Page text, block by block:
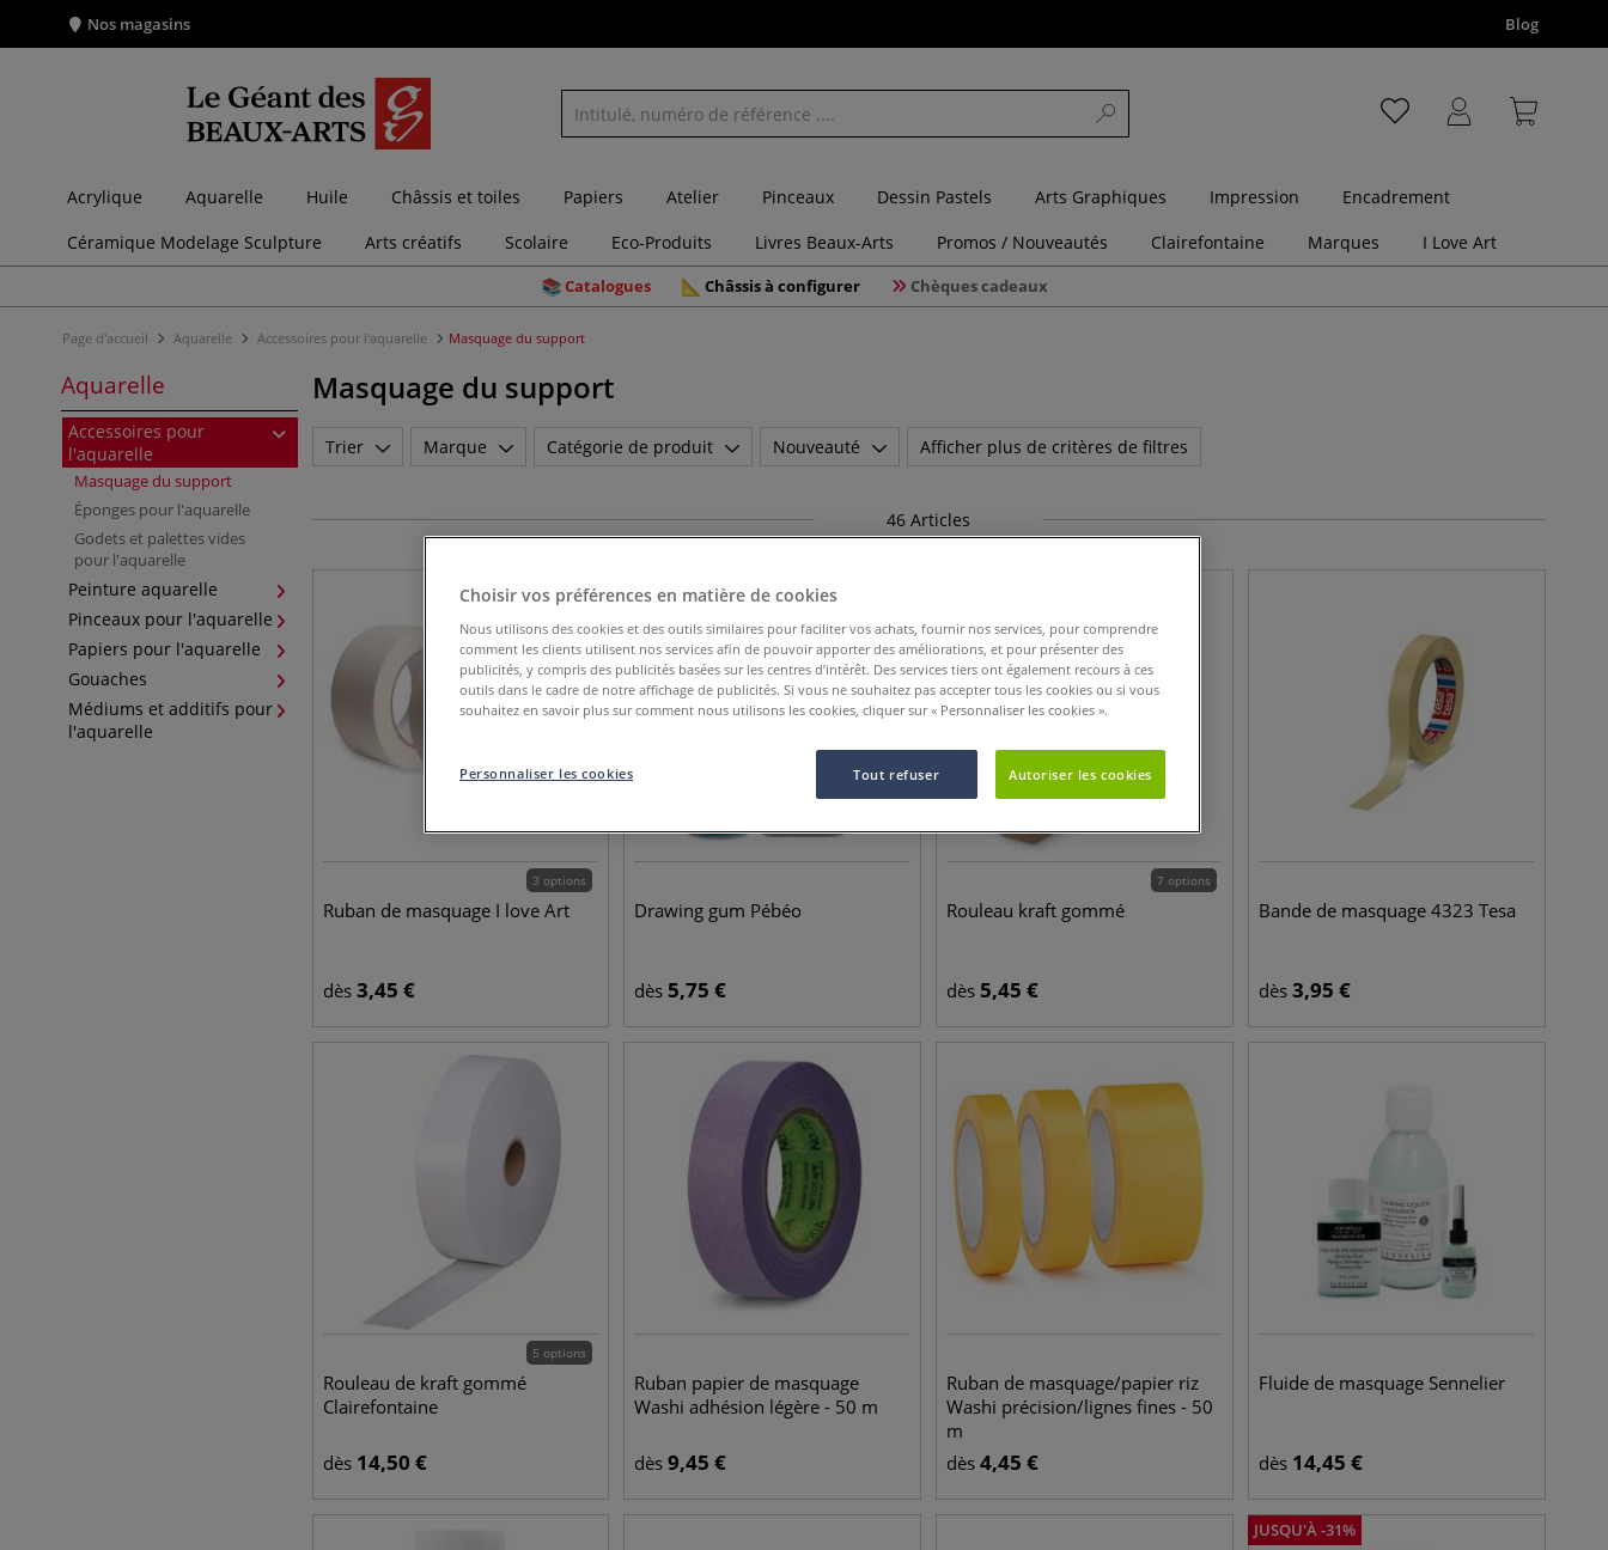
Nos magasins Blog
Acrylique Aquarelle Huile Châssis et toiles Papiers Atelier Pinceaux Dessin Pastels Arts Graphiques Impression
Encadrement
Céramique Modelage Sculpture
Arts créatifs Scolaire Eco-Produits Livres Beaux-Arts Promos / Nouveautés Clairefontaine Marques I Love Art
Catalogues Châssis à configurer Chèques cadeaux
Page d'accueil Aquarelle Accessoires pour l'aquarelle Masquage du support
Aquarelle
Accessoires pour
l'aquarelle
Masquage du support
Éponges pour l'aquarelle
Godets et palettes vides
pour l'aquarelle
Peinture aquarelle
Pinceaux pour l'aquarelle
Papiers pour l'aquarelle
Gouaches
Médiums et additifs pour
l'aquarelle
Masquage du support
Trier Marque Catégorie de produit Nouveauté Afficher plus de critères de filtres
46 Articles
3 options
Ruban de masquage I love Art
dès 3,45 €
Drawing gum Pébéo
dès 5,75 €
7 options
Rouleau kraft gommé
dès 5,45 €
Bande de masquage 4323 Tesa
dès 3,95 €
5 options
Rouleau de kraft gommé
Clairefontaine
dès 14,50 €
Ruban papier de masquage
Washi adhésion légère - 50 m
dès 9,45 €
Ruban de masquage/papier riz
Washi précision/lignes fines - 50
m
dès 4,45 €
Fluide de masquage Sennelier
dès 14,45 €
JUSQU'À-31%
Choisir vos préférences en matière de cookies
Nous utilisons des cookies et des outils similaires pour faciliter vos achats, fournir nos services, pour comprendre
comment les clients utilisent nos services afin de pouvoir apporter des améliorations, et pour présenter des
publicités, y compris des publicités basées sur les centres d’intérêt. Des services tiers ont également recours à ces
outils dans le cadre de notre affichage de publicités. Si vous ne souhaitez pas accepter tous les cookies ou si vous
souhaitez en savoir plus sur comment nous utilisons les cookies, cliquer sur « Personnaliser les cookies ».
Tout refuser Autoriser les cookies
Personnaliser les cookies